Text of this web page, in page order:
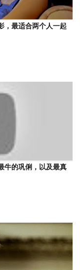
，最适合两个人一起
牛的巩俐，以及最真